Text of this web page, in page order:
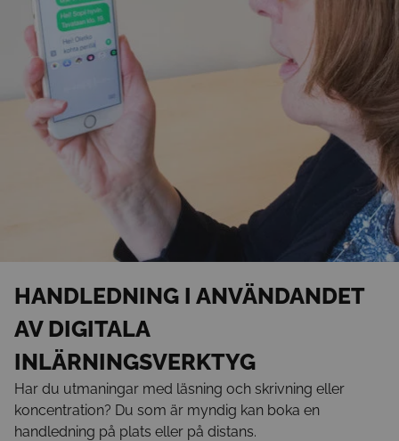
HANDLEDNING I ANVÄNDANDET
AV DIGITALA
INLÄRNINGSVERKTYG
Har du utmaningar med läsning och skrivning eller
koncentration? Du som är myndig kan boka en
handledning på plats eller på distans.